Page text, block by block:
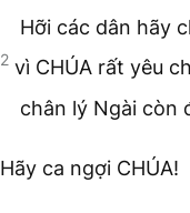
Hỡi các dân hãy
2 vì CHÚA rất yêu
chân lý Ngài còn
Hãy ca ngợi CHÚA!